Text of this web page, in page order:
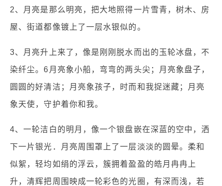
2、月亮是那么明亮，把大地照得一片雪青，树木、房
屋、街道都像镀上了一层水银似的。
3、月亮升上来了，像是刚刚脱水而出的玉轮冰盘，不
染纤尘。6月亮象小船，弯弯的两头尖；月亮象盘子，
圆圆的好清洁；月亮象孩子，时而和我捉迷藏；月亮
象天使，守护着你和我。
4、一轮洁白的明月，像一个银盘嵌在深蓝的空中，洒
下一片银光．月亮周围罩上了一层淡淡的圆晕。柔和
似絮，轻均如绢的浮云，簇拥着盈盈的皓月冉冉上
升，清辉把周围映成一轮彩色的光圈，有深而浅，若